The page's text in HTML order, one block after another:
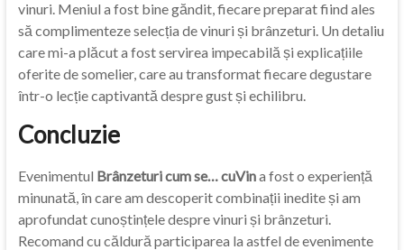
vinuri. Meniul a fost bine găndit, fiecare preparat fiind ales
să complimenteze selecția de vinuri și brânzeturi. Un detaliu
care mi-a plăcut a fost servirea impecabilă și explicațiile
oferite de somelier, care au transformat fiecare degustare
într-o lecție captivantă despre gust și echilibru.
Concluzie
Evenimentul Brânzeturi cum se… cuVina fost o experiență
minunată, în care am descoperit combinații inedite și am
aprofundat cunoștințele despre vinuri și brânzeturi.
Recomand cu căldură participarea la astfel de evenimente